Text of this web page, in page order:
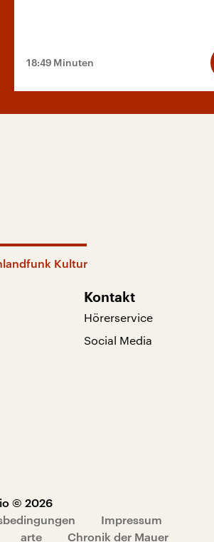
18:49 Minuten
Kultur
Kontakt
Hörerservice
Social Media
© 2026
Impressum
arte Chronik der Mauer